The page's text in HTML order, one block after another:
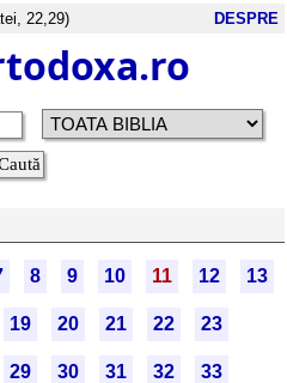
22,29) DESPRE
8 9 10 11 12 13
19 20 21 22 23
29 30 31 32 33